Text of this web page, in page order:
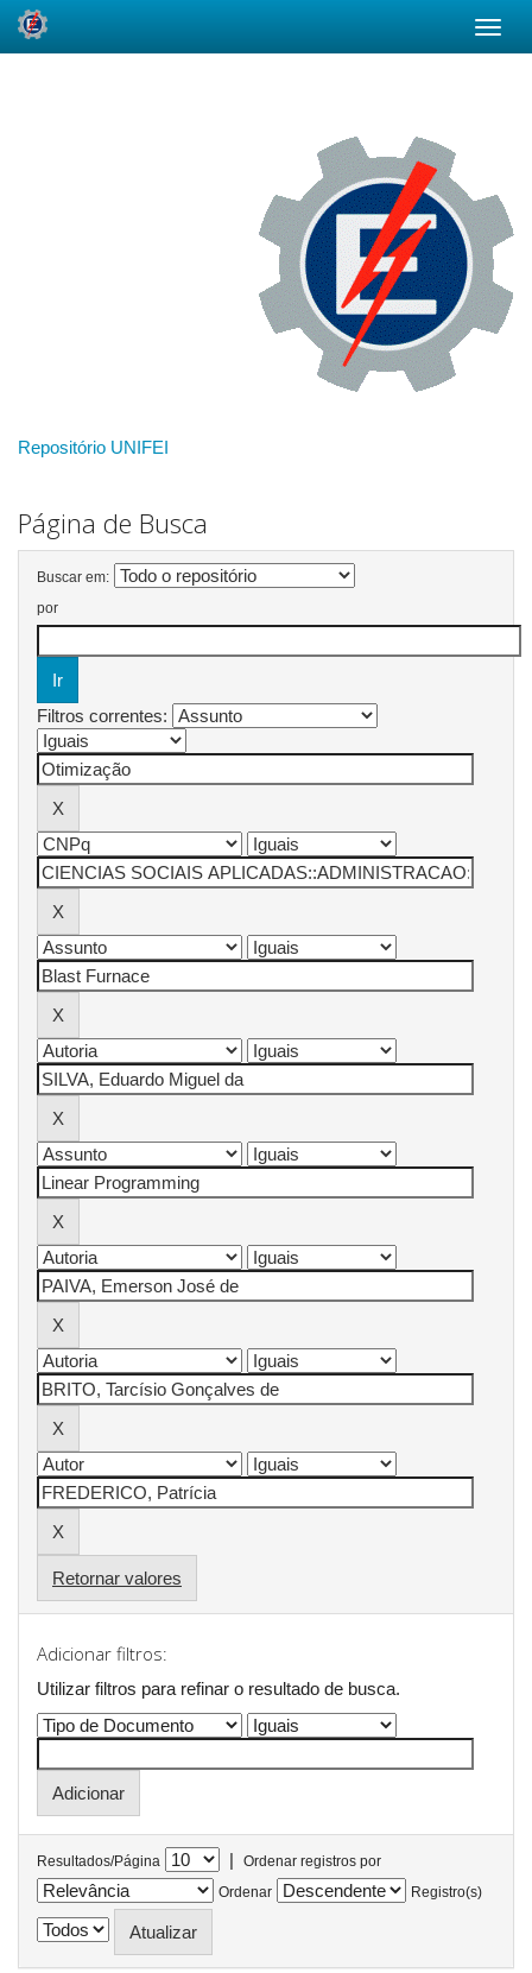
Repositório UNIFEI
Página de Busca
Buscar em:
por
Filtros correntes:
Retornar valores
Adicionar filtros:
Utilizar filtros para refinar o resultado de busca.
Resultados/Página |
Ordenar registros por
Ordenar
Registro(s)